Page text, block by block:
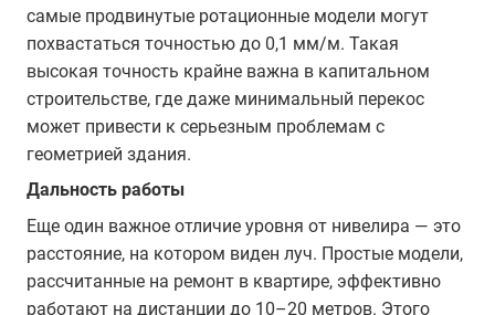
самые продвинутые ротационные модели могут
похвастаться точностью до 0,1 мм/м. Такая
высокая точность крайне важна в капитальном
строительстве, где даже минимальный перекос
может привести к серьезным проблемам с
геометрией здания.
Дальность работы
Еще один важное отличие уровня от нивелира — это
расстояние, на котором виден луч. Простые модели,
рассчитанные на ремонт в квартире, эффективно
работают на дистанции до 10–20 метров. Этого